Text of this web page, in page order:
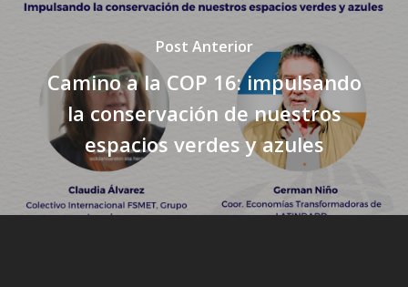
Post Anterior
Camino a la COP 16: impulsando
la conservación de nuestros
espacios verdes y azules